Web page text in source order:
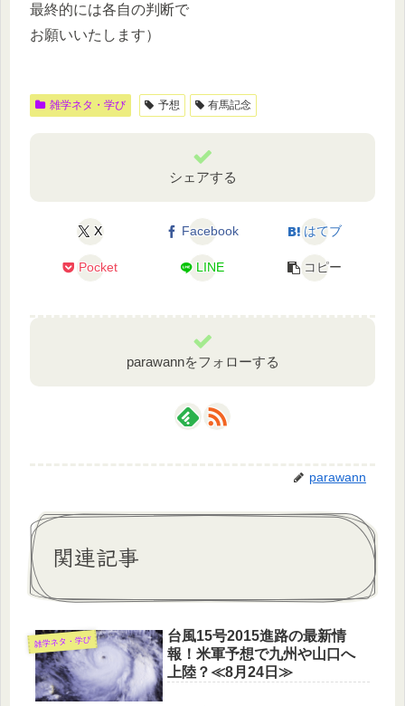
最終的には各自の判断で
お願いいたします）
雑学ネタ・学び 予想 有馬記念
シェアする
X Facebook はてブ
Pocket LINE コピー
parawannをフォローする
parawann
関連記事
雑学ネタ・学び
台風15号2015進路の最新情
報！米軍予想で九州や山口へ
上陸？≪8月24日≫